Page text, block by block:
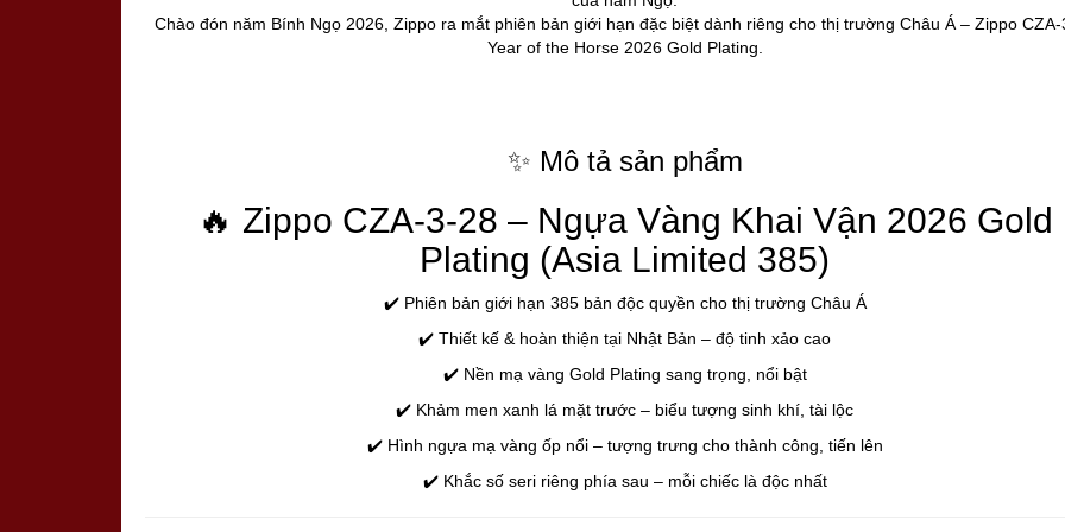
Chào đón năm Bính Ngọ 2026, Zippo ra mắt phiên bản giới hạn đặc biệt dành riêng cho thị trường Châu Á – Zippo CZA-
Year of the Horse 2026 Gold Plating.
✨ Mô tả sản phẩm
🔥 Zippo CZA-3-28 – Ngựa Vàng Khai Vận 2026 Gold
Plating (Asia Limited 385)
✔️ Phiên bản giới hạn 385 bản độc quyền cho thị trường Châu Á
✔️ Thiết kế & hoàn thiện tại Nhật Bản – độ tinh xảo cao
✔️ Nền mạ vàng Gold Plating sang trọng, nổi bật
✔️ Khảm men xanh lá mặt trước – biểu tượng sinh khí, tài lộc
✔️ Hình ngựa mạ vàng ốp nổi – tượng trưng cho thành công, tiến lên
✔️ Khắc số seri riêng phía sau – mỗi chiếc là độc nhất